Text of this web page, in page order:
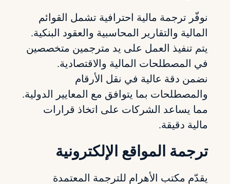
نوفّر ترجمة مالية احترافية تشمل القوائم
المالية والتقارير المحاسبية والعقود البنكية.
يتم تنفيذ العمل على يد مترجمين متخصصين
في المصطلحات المالية والاقتصادية.
نضمن دقة عالية في نقل الأرقام
والمصطلحات بما يتوافق مع المعايير الدولية.
مما يساعد الشركات على اتخاذ قرارات
مالية دقيقة.
ترجمة المواقع الإلكترونية
يقدّم مكتب الأهرام للترجمة المعتمدة